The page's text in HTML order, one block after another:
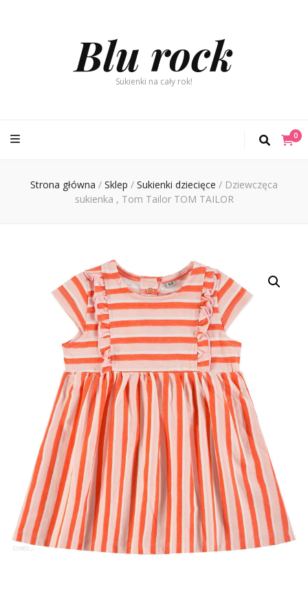
Blu rock
Sukienki na cały rok!
0
Strona główna / Sklep / Sukienki dziecięce / Dziewczęca
sukienka , Tom Tailor TOM TAILOR